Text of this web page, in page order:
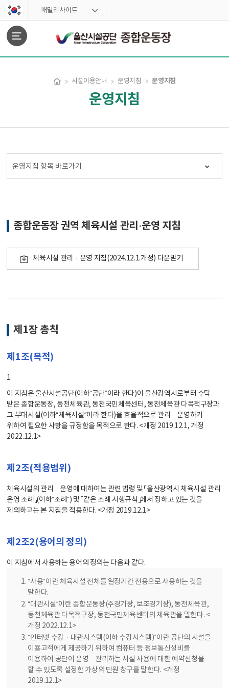
스킵네비게이션
패밀리사이트
시설이용안내 운영지침 운영지침
운영지침
운영지침 항목 바로가기
종합운동장 권역 체육시설 관리·운영 지침
체육시설 관리·운영 지침(2024.12.1.개정) 다운받기
제1장 총칙
제1조(목적)
1
이 지침은 울산시설공단(이하“공단”이라 한다)이 울산광역시로부터 수탁
받은 종합운동장, 동천체육관, 동천국민체육센터, 동천체육관 다목적구장과
그 부대시설(이하“체육시설”이라 한다)을 효율적으로 관리·운영하기
위하여 필요한 사항을 규정함을 목적으로 한다. <개정 2019.12.1, 개정
2022.12.1>
제2조(적용범위)
체육시설의 관리·운영에 대하여는 관련 법령 및 「울산광역시 체육시설 관리
운영 조례」(이하“조례”) 및 「같은 조례 시행규칙」에서 정하고 있는 것을
제외하고는 본 지침을 적용한다. <개정 2019.12.1>
제2조2(용어의 정의)
이 지침에서 사용하는 용어의 정의는 다음과 같다.
“사용”이란 체육시설 전체를 일정기간 전용으로 사용하는 것을
말한다.
“대관시설”이란 종합운동장(주경기장, 보조경기장), 동천체육관,
동천체육관 다목적구장, 동천국민체육센터의 체육관을 말한다. <
개정 2022.12.1>
“인터넷 수강·대관시스템(이하 수강시스템)”이란 공단의 시설을
이용고객에게 제공하기 위하여 컴퓨터 등 정보통신설비를
이용하여 공단이 운영·관리하는 시설 사용에 대한 예약신청을
할 수 있도록 설정한 가상의 민원 창구를 말한다. <개정
2019.12.1>